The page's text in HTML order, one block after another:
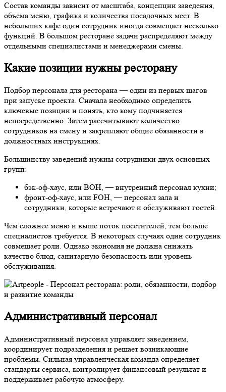
Состав команды зависит от масштаба, концепции заведения,
объема меню, графика и количества посадочных мест. В
небольших кафе один сотрудник иногда совмещает несколько
функций. В большом ресторане задачи распределяют между
отдельными специалистами и менеджерами смены.
Какие позиции нужны ресторану
Подбор персонала для ресторана — один из первых шагов
при запуске проекта. Сначала необходимо определить
ключевые позиции и понять, кто кому подчиняется
непосредственно. Затем рассчитывают количество
сотрудников на смену и закрепляют общие обязанности в
должностных инструкциях.
Большинству заведений нужны сотрудники двух основных
групп:
бэк-оф-хаус, или BOH, — внутренний персонал кухни;
фронт-оф-хаус, или FOH, — персонал зала и
сотрудники, которые встречают и обслуживают гостей.
Чем сложнее меню и выше поток посетителей, тем больше
специалистов требуется. В некоторых случаях один сотрудник
совмещает роли. Однако экономия не должна снижать
качество блюд, санитарную безопасность или уровень
обслуживания.
Административный персонал
Административный персонал управляет заведением,
координирует подразделения и решает возникающие
проблемы. Сильная управленческая команда определяет
стандарты сервиса, контролирует финансовый результат и
поддерживает рабочую атмосферу.